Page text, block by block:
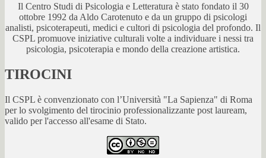
Il Centro Studi di Psicologia e Letteratura è stato fondato il 30
ottobre 1992 da Aldo Carotenuto e da un gruppo di psicologi
analisti, psicoterapeuti, medici e cultori di psicologia del profondo. Il
CSPL promuove iniziative culturali volte a individuare i nessi tra
psicologia, psicoterapia e mondo della creazione artistica.
TIROCINI
Il CSPL è convenzionato con l’Università "La Sapienza" di Roma
per lo svolgimento del tirocinio professionalizzante post lauream,
valido per l'accesso all'esame di Stato.